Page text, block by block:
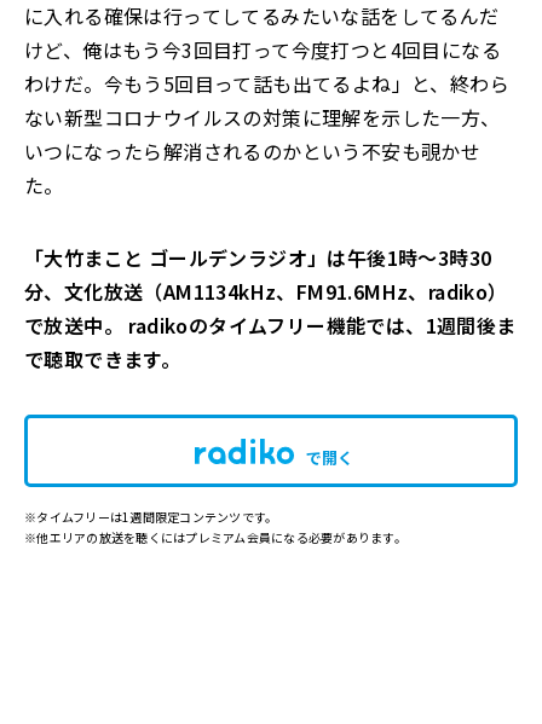
に入れる確保は行ってしてるみたいな話をしてるんだ
けど、俺はもう今3回目打って今度打つと4回目になる
わけだ。今もう5回目って話も出てるよね」と、終わら
ない新型コロナウイルスの対策に理解を示した一方、
いつになったら解消されるのかという不安も覗かせ
た。
「大竹まこと ゴールデンラジオ」は午後1時～3時30
分、文化放送（AM1134kHz、FM91.6MHz、radiko）
で放送中。 radikoのタイムフリー機能では、1週間後ま
で聴取できます。
で開く
※タイムフリーは1週間限定コンテンツです。
※他エリアの放送を聴くにはプレミアム会員になる必要があります。